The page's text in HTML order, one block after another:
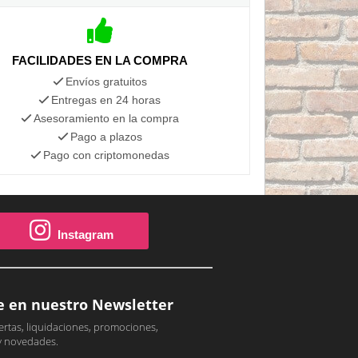
FACILIDADES EN LA COMPRA
Envíos gratuitos
Entregas en 24 horas
Asesoramiento en la compra
Pago a plazos
Pago con criptomonedas
Instagram
en nuestro Newsletter
liquidaciones, promociones,